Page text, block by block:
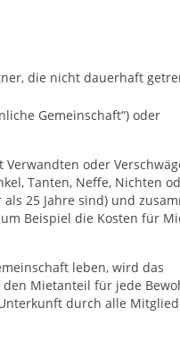
Schadensmeldung
Straßenbau
Landesstraße
Kreisstraße
Ausweichfahrplan
Buslinie 168
die nicht dauerhaft
Gemeinschaft“) oder
oder
Tanten, Neffe, Nichten
25 Jahre sind) und
Beispiel die Kosten für
leben, wird das
Mietanteil für jede
durch alle